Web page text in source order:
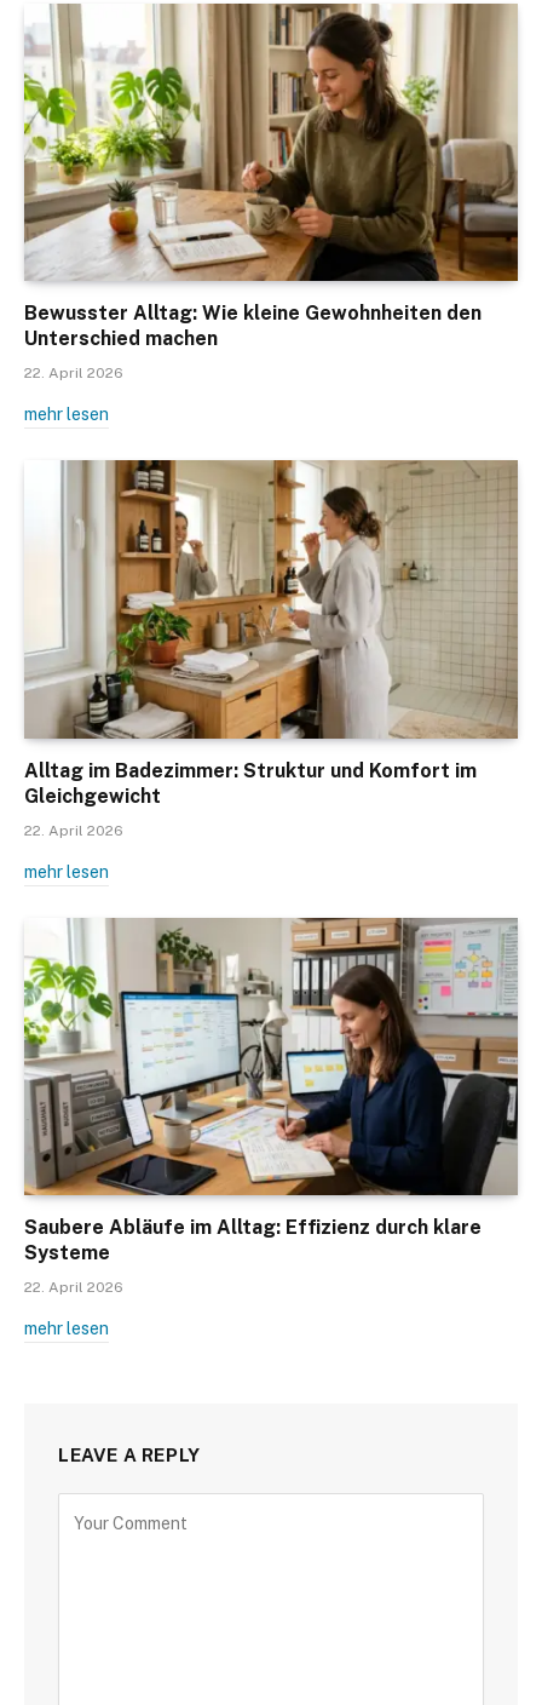
Bewusster Alltag: Wie kleine Gewohnheiten den
Unterschied machen
22. April 2026
mehr lesen
Alltag im Badezimmer: Struktur und Komfort im
Gleichgewicht
22. April 2026
mehr lesen
Saubere Abläufe im Alltag: Effizienz durch klare
Systeme
22. April 2026
mehr lesen
LEAVE A REPLY